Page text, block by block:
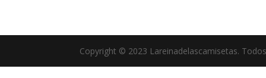
Copyright © 2023 Lareinadelascamisetas.